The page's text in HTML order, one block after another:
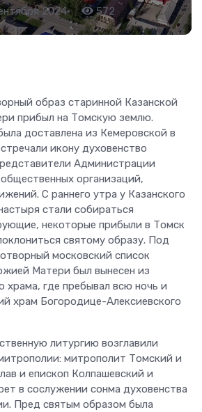
2024• 572
образ старинной Казанской
прибыл на Томскую землю.
доставлена из Кемеровской в
икону духовенство
Администрации
организаций,
С раннего утра у Казанского
стали собираться
некоторые прибыли в Томск
святому образу. Под
московский список
Матери был вынесен из
храма, где пребывал всю ночь и
храм Богородице-Алексиевского
литургию возглавили
митрополит Томский и
и епископ Колпашевский и
в сослужении сонма духовенства
Пред святым образом была